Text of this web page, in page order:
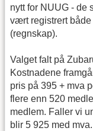
nytt for NUUG - de
vært registrert
(regnskap).
Valget falt på
Kostnadene
pris på 395 + mva
flere enn 520
medlem. Faller vi
blir 5 925 med